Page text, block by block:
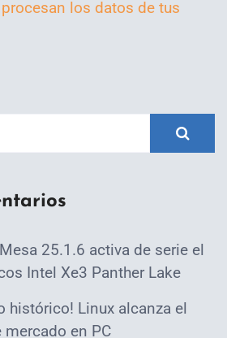
los datos de tus
Mesa 25.1.6 activa de serie el
Intel Xe3 Panther Lake
histórico! Linux alcanza el
mercado en PC